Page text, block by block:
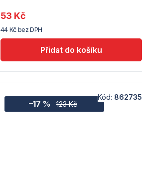
dodavatele
(7) -
Hendi
44 Kč bez DPH
53 Kč
123 Kč
–17 %
Kód: 862735